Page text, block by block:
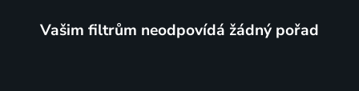
Vašim filtrům neodpovídá žádný pořad